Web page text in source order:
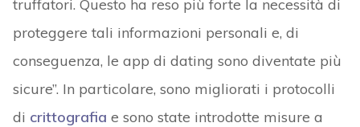
truffatori. Questo ha reso più forte la necessità di
proteggere tali informazioni personali e, di
conseguenza, le app di dating sono diventate più
sicure”. In particolare, sono migliorati i protocolli
di crittografia e sono state introdotte misure a